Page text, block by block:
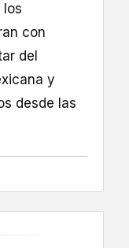
los
con
del
y
desde las